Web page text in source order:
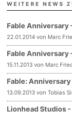
WEITERE NEWS
Fable
22.01.2014 von Marc
Fable Anniversary
15.11.2013 von Marc
Fable:
13.09.2013 von Tobias
Lionhead Studios